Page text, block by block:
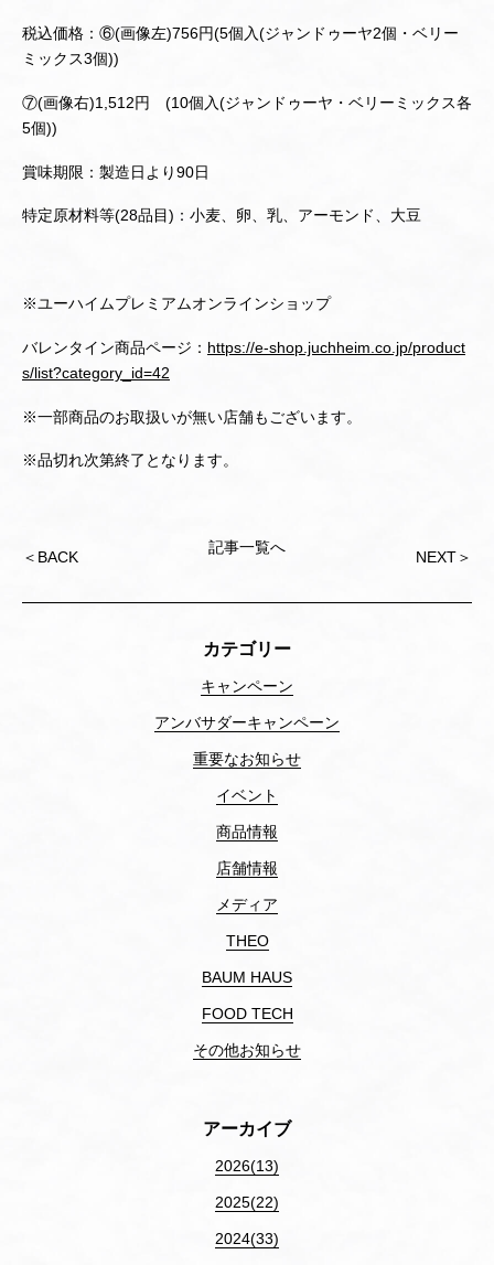
税込価格：⑥(画像左)756円(5個入(ジャンドゥーヤ2個・ベリー
ミックス3個))
⑦(画像右)1,512円 (10個入(ジャンドゥーヤ・ベリーミックス各
5個))
賞味期限：製造日より90日
特定原材料等(28品目)：小麦、卵、乳、アーモンド、大豆
※ユーハイムプレミアムオンラインショップ
バレンタイン商品ページ： https://e-shop.juchheim.co.jp/product
s/list?category_id=42
※一部商品のお取扱いが無い店舗もございます。
※品切れ次第終了となります。
記事一覧へ
投
＜ BACK NEXT＞
カテゴリー
キャンペーン
アンバサダーキャンペーン
重要なお知らせ
イベント
商品情報
店舗情報
メディア
THEO
BAUM HAUS
FOOD TECH
その他お知らせ
アーカイブ
2026(13)
2025(22)
2024(33)